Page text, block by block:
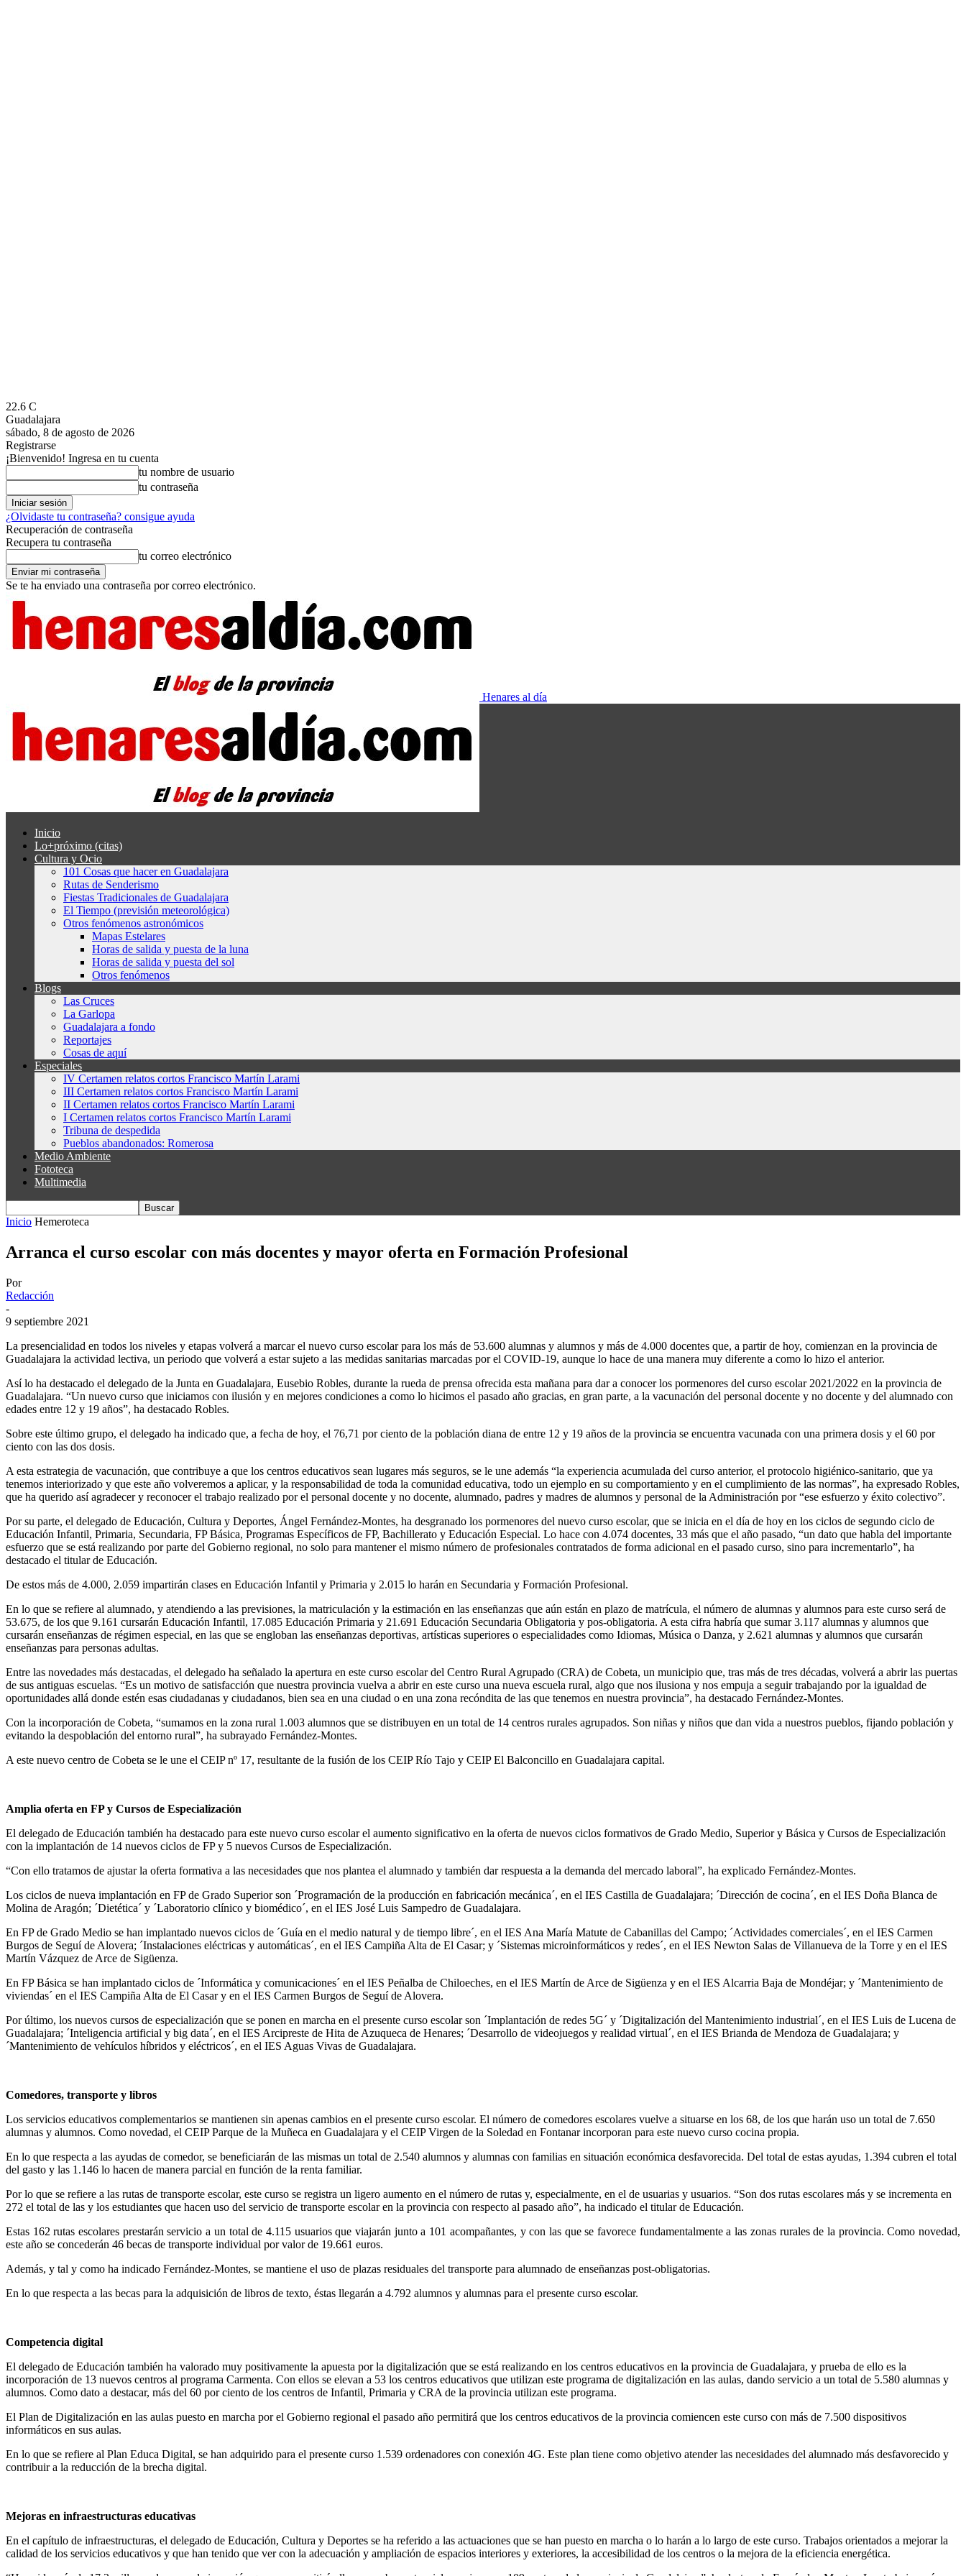
22.6 C
Guadalajara
sábado, 8 de agosto de 2026
Registrarse
¡Bienvenido! Ingresa en tu cuenta
tu nombre de usuario
tu contraseña
¿Olvidaste tu contraseña? consigue ayuda
Recuperación de contraseña
Recupera tu contraseña
tu correo electrónico
Se te ha enviado una contraseña por correo electrónico.
Henares al día
Inicio
Lo+próximo (citas)
Cultura y Ocio
101 Cosas que hacer en Guadalajara
Rutas de Senderismo
Fiestas Tradicionales de Guadalajara
El Tiempo (previsión meteorológica)
Otros fenómenos astronómicos
Mapas Estelares
Horas de salida y puesta de la luna
Horas de salida y puesta del sol
Otros fenómenos
Blogs
Las Cruces
La Garlopa
Guadalajara a fondo
Reportajes
Cosas de aquí
Especiales
IV Certamen relatos cortos Francisco Martín Larami
III Certamen relatos cortos Francisco Martín Larami
II Certamen relatos cortos Francisco Martín Larami
I Certamen relatos cortos Francisco Martín Larami
Tribuna de despedida
Pueblos abandonados: Romerosa
Medio Ambiente
Fototeca
Multimedia
Inicio Hemeroteca
Arranca el curso escolar con más docentes y mayor oferta en Formación Profesional
Por
Redacción
-
9 septiembre 2021
La presencialidad en todos los niveles y etapas volverá a marcar el nuevo curso escolar para los más de 53.600 alumnas y alumnos y más de 4.000 docentes que, a partir de hoy, comienzan en la provincia de
Guadalajara la actividad lectiva, un periodo que volverá a estar sujeto a las medidas sanitarias marcadas por el COVID-19, aunque lo hace de una manera muy diferente a como lo hizo el anterior.
Así lo ha destacado el delegado de la Junta en Guadalajara, Eusebio Robles, durante la rueda de prensa ofrecida esta mañana para dar a conocer los pormenores del curso escolar 2021/2022 en la provincia de
Guadalajara. “Un nuevo curso que iniciamos con ilusión y en mejores condiciones a como lo hicimos el pasado año gracias, en gran parte, a la vacunación del personal docente y no docente y del alumnado con
edades entre 12 y 19 años”, ha destacado Robles.
Sobre este último grupo, el delegado ha indicado que, a fecha de hoy, el 76,71 por ciento de la población diana de entre 12 y 19 años de la provincia se encuentra vacunada con una primera dosis y el 60 por
ciento con las dos dosis.
A esta estrategia de vacunación, que contribuye a que los centros educativos sean lugares más seguros, se le une además “la experiencia acumulada del curso anterior, el protocolo higiénico-sanitario, que ya
tenemos interiorizado y que este año volveremos a aplicar, y la responsabilidad de toda la comunidad educativa, todo un ejemplo en su comportamiento y en el cumplimiento de las normas”, ha expresado Robles,
que ha querido así agradecer y reconocer el trabajo realizado por el personal docente y no docente, alumnado, padres y madres de alumnos y personal de la Administración por “ese esfuerzo y éxito colectivo”.
Por su parte, el delegado de Educación, Cultura y Deportes, Ángel Fernández-Montes, ha desgranado los pormenores del nuevo curso escolar, que se inicia en el día de hoy en los ciclos de segundo ciclo de
Educación Infantil, Primaria, Secundaria, FP Básica, Programas Específicos de FP, Bachillerato y Educación Especial. Lo hace con 4.074 docentes, 33 más que el año pasado, “un dato que habla del importante
esfuerzo que se está realizando por parte del Gobierno regional, no solo para mantener el mismo número de profesionales contratados de forma adicional en el pasado curso, sino para incrementarlo”, ha
destacado el titular de Educación.
De estos más de 4.000, 2.059 impartirán clases en Educación Infantil y Primaria y 2.015 lo harán en Secundaria y Formación Profesional.
En lo que se refiere al alumnado, y atendiendo a las previsiones, la matriculación y la estimación en las enseñanzas que aún están en plazo de matrícula, el número de alumnas y alumnos para este curso será de
53.675, de los que 9.161 cursarán Educación Infantil, 17.085 Educación Primaria y 21.691 Educación Secundaria Obligatoria y pos-obligatoria. A esta cifra habría que sumar 3.117 alumnas y alumnos que
cursarán enseñanzas de régimen especial, en las que se engloban las enseñanzas deportivas, artísticas superiores o especialidades como Idiomas, Música o Danza, y 2.621 alumnas y alumnos que cursarán
enseñanzas para personas adultas.
Entre las novedades más destacadas, el delegado ha señalado la apertura en este curso escolar del Centro Rural Agrupado (CRA) de Cobeta, un municipio que, tras más de tres décadas, volverá a abrir las puertas
de sus antiguas escuelas. “Es un motivo de satisfacción que nuestra provincia vuelva a abrir en este curso una nueva escuela rural, algo que nos ilusiona y nos empuja a seguir trabajando por la igualdad de
oportunidades allá donde estén esas ciudadanas y ciudadanos, bien sea en una ciudad o en una zona recóndita de las que tenemos en nuestra provincia”, ha destacado Fernández-Montes.
Con la incorporación de Cobeta, “sumamos en la zona rural 1.003 alumnos que se distribuyen en un total de 14 centros rurales agrupados. Son niñas y niños que dan vida a nuestros pueblos, fijando población y
evitando la despoblación del entorno rural”, ha subrayado Fernández-Montes.
A este nuevo centro de Cobeta se le une el CEIP nº 17, resultante de la fusión de los CEIP Río Tajo y CEIP El Balconcillo en Guadalajara capital.
Amplia oferta en FP y Cursos de Especialización
El delegado de Educación también ha destacado para este nuevo curso escolar el aumento significativo en la oferta de nuevos ciclos formativos de Grado Medio, Superior y Básica y Cursos de Especialización
con la implantación de 14 nuevos ciclos de FP y 5 nuevos Cursos de Especialización.
“Con ello tratamos de ajustar la oferta formativa a las necesidades que nos plantea el alumnado y también dar respuesta a la demanda del mercado laboral”, ha explicado Fernández-Montes.
Los ciclos de nueva implantación en FP de Grado Superior son ´Programación de la producción en fabricación mecánica´, en el IES Castilla de Guadalajara; ´Dirección de cocina´, en el IES Doña Blanca de
Molina de Aragón; ´Dietética´ y ´Laboratorio clínico y biomédico´, en el IES José Luis Sampedro de Guadalajara.
En FP de Grado Medio se han implantado nuevos ciclos de ´Guía en el medio natural y de tiempo libre´, en el IES Ana María Matute de Cabanillas del Campo; ´Actividades comerciales´, en el IES Carmen
Burgos de Seguí de Alovera; ´Instalaciones eléctricas y automáticas´, en el IES Campiña Alta de El Casar; y ´Sistemas microinformáticos y redes´, en el IES Newton Salas de Villanueva de la Torre y en el IES
Martín Vázquez de Arce de Sigüenza.
En FP Básica se han implantado ciclos de ´Informática y comunicaciones´ en el IES Peñalba de Chiloeches, en el IES Martín de Arce de Sigüenza y en el IES Alcarria Baja de Mondéjar; y ´Mantenimiento de
viviendas´ en el IES Campiña Alta de El Casar y en el IES Carmen Burgos de Seguí de Alovera.
Por último, los nuevos cursos de especialización que se ponen en marcha en el presente curso escolar son ´Implantación de redes 5G´ y ´Digitalización del Mantenimiento industrial´, en el IES Luis de Lucena de
Guadalajara; ´Inteligencia artificial y big data´, en el IES Arcipreste de Hita de Azuqueca de Henares; ´Desarrollo de videojuegos y realidad virtual´, en el IES Brianda de Mendoza de Guadalajara; y
´Mantenimiento de vehículos híbridos y eléctricos´, en el IES Aguas Vivas de Guadalajara.
Comedores, transporte y libros
Los servicios educativos complementarios se mantienen sin apenas cambios en el presente curso escolar. El número de comedores escolares vuelve a situarse en los 68, de los que harán uso un total de 7.650
alumnas y alumnos. Como novedad, el CEIP Parque de la Muñeca en Guadalajara y el CEIP Virgen de la Soledad en Fontanar incorporan para este nuevo curso cocina propia.
En lo que respecta a las ayudas de comedor, se beneficiarán de las mismas un total de 2.540 alumnos y alumnas con familias en situación económica desfavorecida. Del total de estas ayudas, 1.394 cubren el total
del gasto y las 1.146 lo hacen de manera parcial en función de la renta familiar.
Por lo que se refiere a las rutas de transporte escolar, este curso se registra un ligero aumento en el número de rutas y, especialmente, en el de usuarias y usuarios. “Son dos rutas escolares más y se incrementa en
272 el total de las y los estudiantes que hacen uso del servicio de transporte escolar en la provincia con respecto al pasado año”, ha indicado el titular de Educación.
Estas 162 rutas escolares prestarán servicio a un total de 4.115 usuarios que viajarán junto a 101 acompañantes, y con las que se favorece fundamentalmente a las zonas rurales de la provincia. Como novedad,
este año se concederán 46 becas de transporte individual por valor de 19.661 euros.
Además, y tal y como ha indicado Fernández-Montes, se mantiene el uso de plazas residuales del transporte para alumnado de enseñanzas post-obligatorias.
En lo que respecta a las becas para la adquisición de libros de texto, éstas llegarán a 4.792 alumnos y alumnas para el presente curso escolar.
Competencia digital
El delegado de Educación también ha valorado muy positivamente la apuesta por la digitalización que se está realizando en los centros educativos en la provincia de Guadalajara, y prueba de ello es la
incorporación de 13 nuevos centros al programa Carmenta. Con ellos se elevan a 53 los centros educativos que utilizan este programa de digitalización en las aulas, dando servicio a un total de 5.580 alumnas y
alumnos. Como dato a destacar, más del 60 por ciento de los centros de Infantil, Primaria y CRA de la provincia utilizan este programa.
El Plan de Digitalización en las aulas puesto en marcha por el Gobierno regional el pasado año permitirá que los centros educativos de la provincia comiencen este curso con más de 7.500 dispositivos
informáticos en sus aulas.
En lo que se refiere al Plan Educa Digital, se han adquirido para el presente curso 1.539 ordenadores con conexión 4G. Este plan tiene como objetivo atender las necesidades del alumnado más desfavorecido y
contribuir a la reducción de la brecha digital.
Mejoras en infraestructuras educativas
En el capítulo de infraestructuras, el delegado de Educación, Cultura y Deportes se ha referido a las actuaciones que se han puesto en marcha o lo harán a lo largo de este curso. Trabajos orientados a mejorar la
calidad de los servicios educativos y que han tenido que ver con la adecuación y ampliación de espacios interiores y exteriores, la accesibilidad de los centros o la mejora de la eficiencia energética.